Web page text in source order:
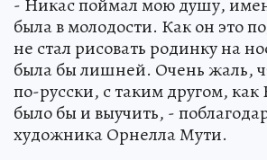
была в молодости. Как он это
не стал рисовать родинку на
была бы лишней. Очень жаль,
по-русски, с таким другом,
было бы и выучить, -
художника Орнелла Мути.